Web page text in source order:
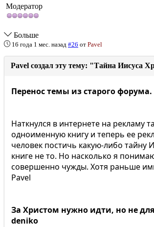
Модератор
Больше
16 года 1 мес. назад #26 от Pavel
Pavel создал эту тему: "Тайна Иисуса
Перенос темы из старого
Наткнулся в интернете на рекламу
одноименную книгу и теперь ее
человек постичь какую-либо тайну
книге не то. Но насколько я
совершенно чужды. Хотя раньше
Pavel
За Христом нужно идти, но не
deniko